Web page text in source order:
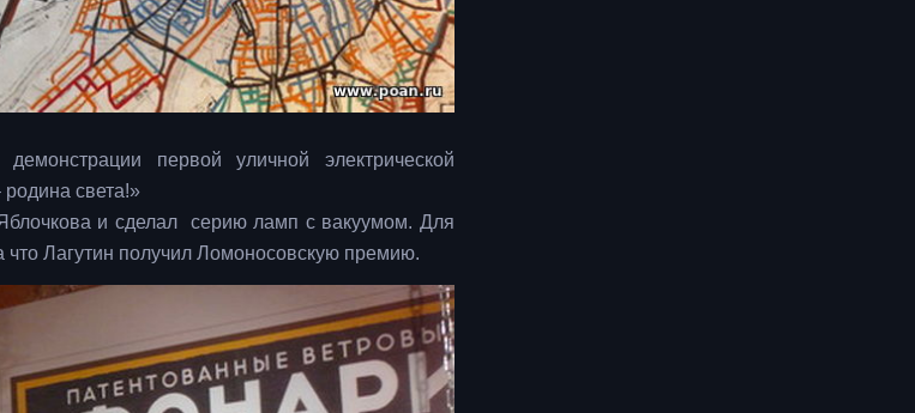
первой уличной электрической
света!»
и сделал серию ламп с вакуумом. Для
Лагутин получил Ломоносовскую премию.